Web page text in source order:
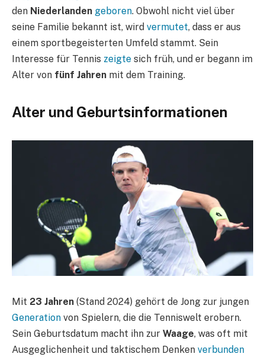
den Niederlanden geboren. Obwohl nicht viel über
seine Familie bekannt ist, wird vermutet, dass er aus
einem sportbegeisterten Umfeld stammt. Sein
Interesse für Tennis zeigte sich früh, und er begann im
Alter von fünf Jahren mit dem Training.
Alter und Geburtsinformationen
Mit 23 Jahren (Stand 2024) gehört de Jong zur jungen
Generation von Spielern, die die Tenniswelt erobern.
Sein Geburtsdatum macht ihn zur Waage, was oft mit
Ausgeglichenheit und taktischem Denken verbunden